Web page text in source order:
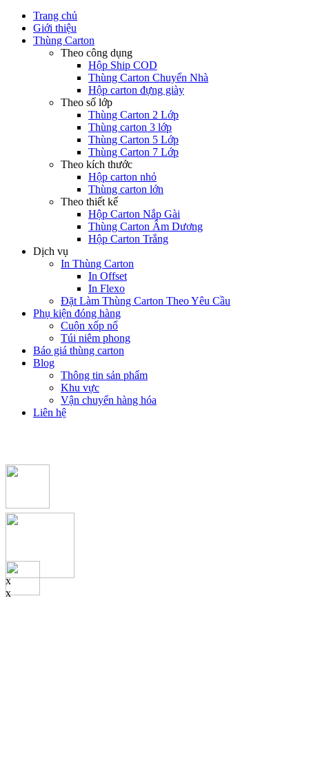
Trang chủ
Giới thiệu
Thùng Carton
Theo công dụng
Hộp Ship COD
Thùng Carton Chuyển Nhà
Hộp carton đựng giày
Theo số lớp
Thùng Carton 2 Lớp
Thùng carton 3 lớp
Thùng Carton 5 Lớp
Thùng Carton 7 Lớp
Theo kích thước
Hộp carton nhỏ
Thùng carton lớn
Theo thiết kế
Hộp Carton Nắp Gài
Thùng Carton Âm Dương
Hộp Carton Trắng
Dịch vụ
In Thùng Carton
In Offset
In Flexo
Đặt Làm Thùng Carton Theo Yêu Cầu
Phụ kiện đóng hàng
Cuộn xốp nổ
Túi niêm phong
Báo giá thùng carton
Blog
Thông tin sản phẩm
Khu vực
Vận chuyển hàng hóa
Liên hệ
x
x